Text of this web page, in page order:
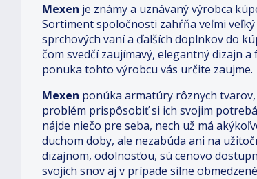
Mexen je známy a uznávaný výrobca
Sortiment spoločnosti zahŕňa veľmi
sprchových vaní a ďalších doplnkov do
čom svedčí zaujímavý, elegantný dizajn
ponuka tohto výrobcu vás určite zaujme.
Mexen ponúka armatúry rôznych
problém prispôsobiť si ich svojim
nájde niečo pre seba, nech už má
duchom doby, ale nezabúda ani na
dizajnom, odolnosťou, sú cenovo
svojich snov aj v prípade silne